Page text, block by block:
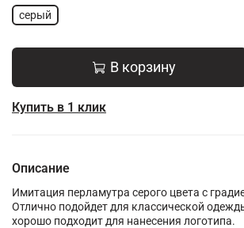
серый
В корзину
Купить в 1 клик
Описание
Имитация перламутра серого цвета с
Отлично подойдет для классической
хорошо подходит для нанесения логотипа.